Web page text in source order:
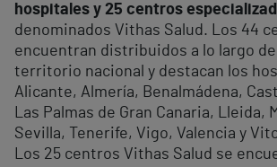
hospitales y 25 centros
denominados Vithas Salud. Los 44
encuentran distribuidos a lo largo de
territorio nacional y destacan los
Alicante, Almería, Benalmádena,
Las Palmas de Gran Canaria, Lleida,
Sevilla, Tenerife, Vigo, Valencia y
Los 25 centros Vithas Salud se